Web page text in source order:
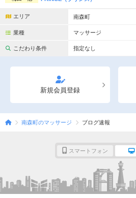
エリア 南森町
業種 マッサージ
こだわり条件 指定なし
新規会員登録
南森町のマッサージ ブログ速報
スマートフォン